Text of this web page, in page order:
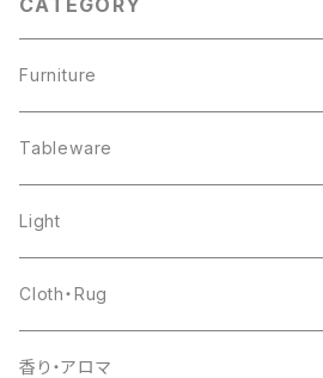
CATEGORY
Furniture
chair
shelf
table
other
Tableware
pottery
glass
flower base
Light
Cloth・Rug
香り・アロマ